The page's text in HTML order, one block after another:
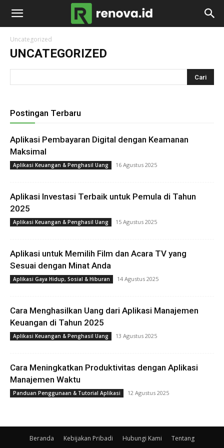
renova.id
Uncategorized
UNCATEGORIZED
Postingan Terbaru
Aplikasi Pembayaran Digital dengan Keamanan
Maksimal
Aplikasi Keuangan & Penghasil Uang 16 Agustus 2025
Aplikasi Investasi Terbaik untuk Pemula di Tahun
2025
Aplikasi Keuangan & Penghasil Uang 15 Agustus 2025
Aplikasi untuk Memilih Film dan Acara TV yang
Sesuai dengan Minat Anda
Aplikasi Gaya Hidup, Sosial & Hiburan 14 Agustus 2025
Cara Menghasilkan Uang dari Aplikasi Manajemen
Keuangan di Tahun 2025
Aplikasi Keuangan & Penghasil Uang 13 Agustus 2025
Cara Meningkatkan Produktivitas dengan Aplikasi
Manajemen Waktu
Panduan Penggunaan & Tutorial Aplikasi 12 Agustus 2025
Beranda Kebijakan Pribadi Hubungi Kami Tentang